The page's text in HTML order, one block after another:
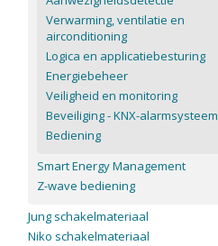
Verwarming, ventilatie en
airconditioning
Logica en applicatiebesturing
Energiebeheer
Veiligheid en monitoring
Beveiliging - KNX-alarmsysteem
Bediening
Smart Energy Management
Z-wave bediening
Jung schakelmateriaal
Niko schakelmateriaal